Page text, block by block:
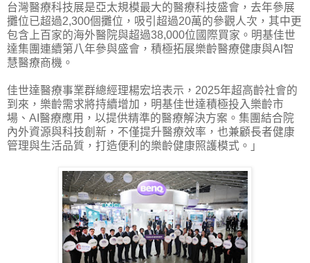
台灣醫療科技展是亞太規模最大的醫療科技盛會，去年參展
攤位已超過2,300個攤位，吸引超過20萬的參觀人次，其中更
包含上百家的海外醫院與超過38,000位國際買家。明基佳世
達集團連續第八年參與盛會，積極拓展樂齡醫療健康與AI智
慧醫療商機。
佳世達醫療事業群總經理楊宏培表示，2025年超高齡社會的
到來，樂齡需求將持續增加，明基佳世達積極投入樂齡市
場、AI醫療應用，以提供精準的醫療解決方案。集團結合院
內外資源與科技創新，不僅提升醫療效率，也兼顧長者健康
管理與生活品質，打造便利的樂齡健康照護模式。」